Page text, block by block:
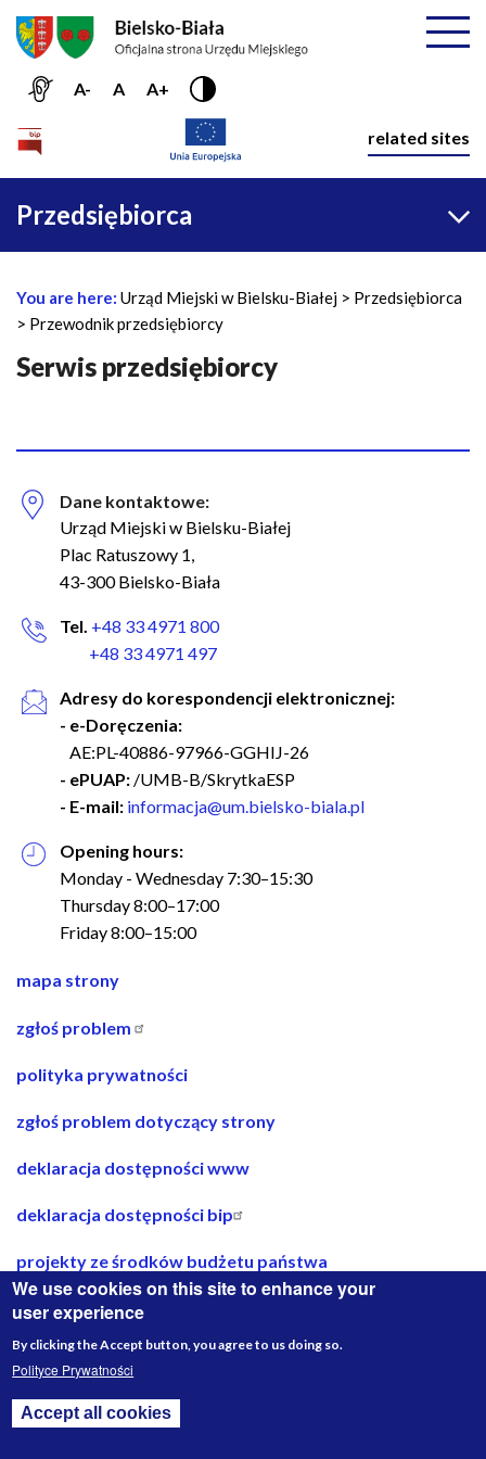
Przejdź do menu głównego
Przejdź do treści
Mapa serwisu
A- A A+
related sites
Główna
nawigacja
Przedsiębiorca
B
r
e
a
u
m
You are here: Urząd Miejski w Bielsku-Białej
Przedsiębiorca
Przewodnik przedsiębiorcy
Serwis przedsiębiorcy
Dane kontaktowe:
Urząd Miejski w Bielsku-Białej
Plac Ratuszowy 1,
43-300 Bielsko-Biała
Tel. +48 33 4971 800
+48 33 4971 497
Adresy do korespondencji elektronicznej:
- e-Doręczenia:
AE:PL-40886-97966-GGHIJ-26
- ePUAP: /UMB-B/SkrytkaESP
- E-mail: informacja@um.bielsko-biala.pl
Opening hours:
Monday - Wednesday 7:30–15:30
Thursday 8:00–17:00
Friday 8:00–15:00
nawigacja
stopce
mapa strony
zgłoś problem
polityka prywatności
zgłoś problem dotyczący strony
deklaracja dostępności www
deklaracja dostępności bip
projekty ze środków budżetu państwa
Media
We use cookies on this site to enhance your
user experience
By clicking the Accept button, you agree to us doing so.
Polityce Prywatności
Accept all cookies